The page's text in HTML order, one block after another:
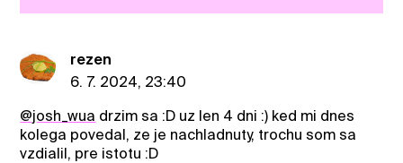
rezen
6. 7. 2024, 23:40
@josh_wua drzim sa :D uz len 4 dni :) ked mi dnes
kolega povedal, ze je nachladnuty, trochu som sa
vzdialil, pre istotu :D